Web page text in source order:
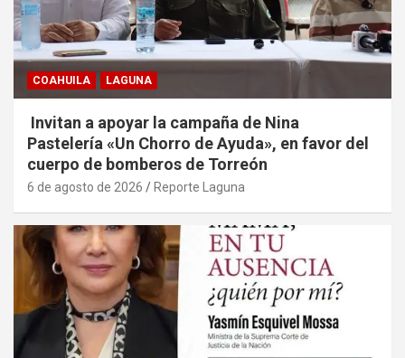
COAHUILA LAGUNA
Invitan a apoyar la campaña de Nina
Pastelería «Un Chorro de Ayuda», en favor del
cuerpo de bomberos de Torreón
6 de agosto de 2026 Reporte Laguna